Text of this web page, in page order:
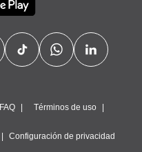
FAQ Términos de uso
Configuración de privacidad